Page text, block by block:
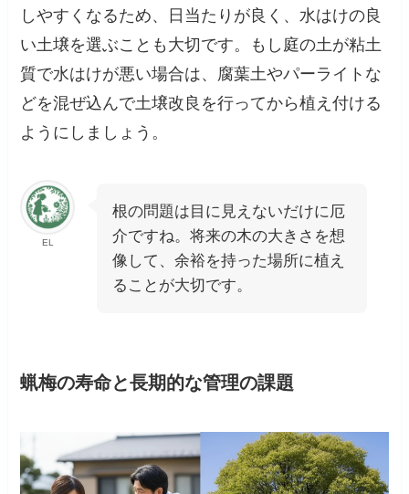
しやすくなるため、日当たりが良く、水はけの良
い土壌を選ぶことも大切です。もし庭の土が粘土
質で水はけが悪い場合は、腐葉土やパーライトな
どを混ぜ込んで土壌改良を行ってから植え付ける
ようにしましょう。
EL
根の問題は目に見えないだけに厄
介ですね。将来の木の大きさを想
像して、余裕を持った場所に植え
ることが大切です。
蝋梅の寿命と長期的な管理の課題